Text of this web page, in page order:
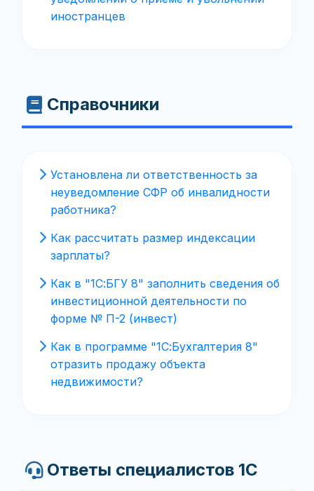
иностранцев
Справочники
Установлена ли ответственность за
неуведомление СФР об инвалидности
работника?
Как рассчитать размер индексации
зарплаты?
Как в "1С:БГУ 8" заполнить сведения об
инвестиционной деятельности по
форме № П-2 (инвест)
Как в программе "1С:Бухгалтерия 8"
отразить продажу объекта
недвижимости?
Ответы специалистов 1С